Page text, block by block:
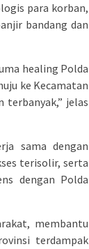
para korban,
bandang dan
healing Polda
ke Kecamatan
terbanyak,” jelas
sama dengan
terisolir, serta
dengan Polda
membantu
terdampak